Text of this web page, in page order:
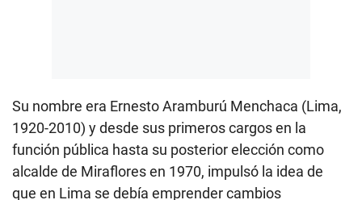
Su nombre era Ernesto Aramburú Menchaca (Lima,
1920-2010) y desde sus primeros cargos en la
función pública hasta su posterior elección como
alcalde de Miraflores en 1970, impulsó la idea de
que en Lima se debía emprender cambios